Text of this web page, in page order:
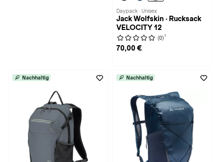
Daypack · Unisex
Jack Wolfskin · Rucksack
VELOCITY 12
(0) 1
70,00 €
Nachhaltig Nachhaltig